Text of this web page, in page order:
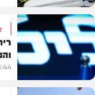
בארץ